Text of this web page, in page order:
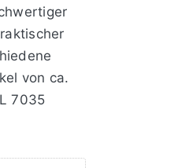
von ca.
7035